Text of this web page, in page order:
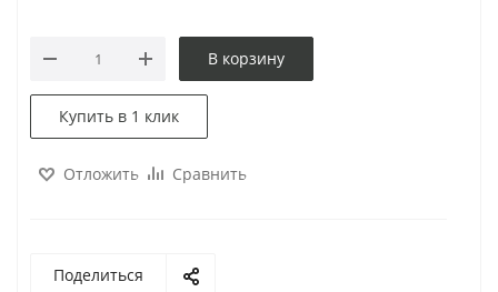
В корзину
Купить в 1 клик
Отложить Сравнить
Поделиться